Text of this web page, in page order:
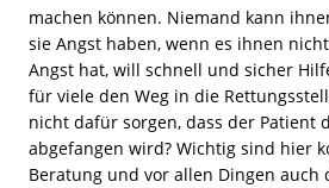
machen können. Niemand kann
sie Angst haben, wenn es ihnen
Angst hat, will schnell und sicher
für viele den Weg in die
nicht dafür sorgen, dass der Patient
abgefangen wird? Wichtig sind hier
Beratung und vor allen Dingen auch